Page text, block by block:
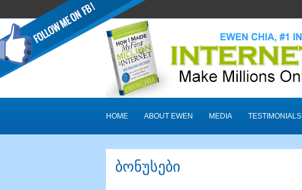
HOME ABOUT EWEN MEDIA TESTIMONIALS
ბონუსები